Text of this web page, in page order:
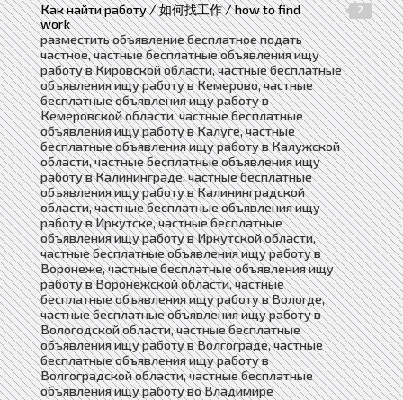
Как найти работу / 如何找工作 / how to find
work
2
разместить объявление бесплатное подать
частное, частные бесплатные объявления ищу
работу в Кировской области, частные бесплатные
объявления ищу работу в Кемерово, частные
бесплатные объявления ищу работу в
Кемеровской области, частные бесплатные
объявления ищу работу в Калуге, частные
бесплатные объявления ищу работу в Калужской
области, частные бесплатные объявления ищу
работу в Калининграде, частные бесплатные
объявления ищу работу в Калининградской
области, частные бесплатные объявления ищу
работу в Иркутске, частные бесплатные
объявления ищу работу в Иркутской области,
частные бесплатные объявления ищу работу в
Воронеже, частные бесплатные объявления ищу
работу в Воронежской области, частные
бесплатные объявления ищу работу в Вологде,
частные бесплатные объявления ищу работу в
Вологодской области, частные бесплатные
объявления ищу работу в Волгограде, частные
бесплатные объявления ищу работу в
Волгоградской области, частные бесплатные
объявления ищу работу во Владимире